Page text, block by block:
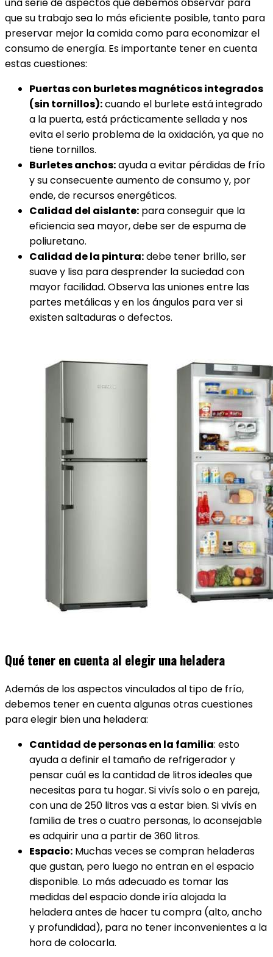
que su trabajo sea lo más eficiente posible, tanto para
preservar mejor la comida como para economizar el
consumo de energía. Es importante tener en cuenta
estas cuestiones:
Puertas con burletes magnéticos integrados
(sin tornillos):cuando el burlete está integrado
a la puerta, está prácticamente sellada y nos
evita el serio problema de la oxidación, ya que no
tiene tornillos.
Burletes anchos:ayuda a evitar pérdidas de frío
y su consecuente aumento de consumo y, por
ende, de recursos energéticos.
Calidad del aislante: para conseguir que la
eficiencia sea mayor, debe ser de espuma de
poliuretano.
Calidad de la pintura:debe tener brillo, ser
suave y lisa para desprender la suciedad con
mayor facilidad. Observa las uniones entre las
partes metálicas y en los ángulos para ver si
existen saltaduras o defectos.
Qué tener en cuenta al elegir una heladera
Además de los aspectos vinculados al tipo de frío,
debemos tener en cuenta algunas otras cuestiones
para elegir bien una heladera:
Cantidad de personas en la familia: esto
ayuda a definir el tamaño de refrigerador y
pensar cuál es la cantidad de litros ideales que
necesitas para tu hogar. Si vivís solo o en pareja,
con una de 250 litros vas a estar bien. Si vivís en
familia de tres o cuatro personas, lo aconsejable
es adquirir una a partir de 360 litros.
Espacio: Muchas veces se compran heladeras
que gustan, pero luego no entran en el espacio
disponible. Lo más adecuado es tomar las
medidas del espacio donde iría alojada la
heladera antes de hacer tu compra (alto, ancho
y profundidad), para no tener inconvenientes a la
hora de colocarla.